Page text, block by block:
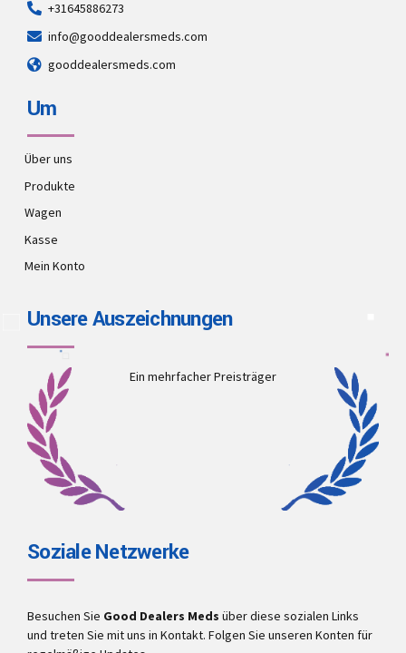
+31645886273
info@gooddealersmeds.com
gooddealersmeds.com
Um
Über uns
Produkte
Wagen
Kasse
Mein Konto
Unsere Auszeichnungen
Ein mehrfacher Preisträger
Soziale Netzwerke
Besuchen Sie Good Dealers Meds über diese sozialen Links
und treten Sie mit uns in Kontakt. Folgen Sie unseren Konten für